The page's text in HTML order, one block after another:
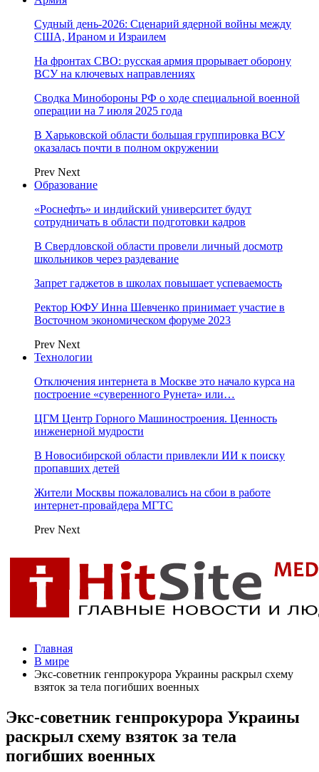
Судный день-2026: Сценарий ядерной войны между
США, Ираном и Израилем
На фронтах СВО: русская армия прорывает оборону
ВСУ на ключевых направлениях
Сводка Минобороны РФ о ходе специальной военной
операции на 7 июля 2025 года
В Харьковской области большая группировка ВСУ
оказалась почти в полном окружении
Prev Next
Образование
«Роснефть» и индийский университет будут
сотрудничать в области подготовки кадров
В Свердловской области провели личный досмотр
школьников через раздевание
Запрет гаджетов в школах повышает успеваемость
Ректор ЮФУ Инна Шевченко принимает участие в
Восточном экономическом форуме 2023
Prev Next
Технологии
Отключения интернета в Москве это начало курса на
построение «суверенного Рунета» или…
ЦГМ Центр Горного Машиностроения. Ценность
инженерной мудрости
В Новосибирской области привлекли ИИ к поиску
пропавших детей
Жители Москвы пожаловались на сбои в работе
интернет-провайдера МГТС
Prev Next
Главная
В мире
Экс-советник генпрокурора Украины раскрыл схему
взяток за тела погибших военных
Экс-советник генпрокурора Украины
раскрыл схему взяток за тела
погибших военных